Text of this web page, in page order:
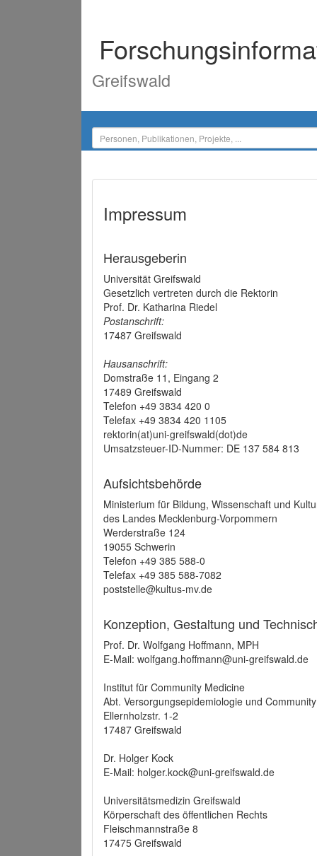
Greifswald
Impressum
Herausgeberin
Universität Greifswald
Gesetzlich vertreten durch die Rektorin
Prof. Dr. Katharina Riedel
Postanschrift:
17487 Greifswald
Hausanschrift:
Domstraße 11, Eingang 2
17489 Greifswald
Telefon +49 3834 420 0
Telefax +49 3834 420 1105
rektorin(at)uni-greifswald(dot)de
Umsatzsteuer-ID-Nummer: DE 137 584 813
Aufsichtsbehörde
Ministerium für Bildung, Wissenschaft und
des Landes Mecklenburg-Vorpommern
Werderstraße 124
19055 Schwerin
Telefon +49 385 588-0
Telefax +49 385 588-7082
poststelle@kultus-mv.de
Konzeption, Gestaltung und
Prof. Dr. Wolfgang Hoffmann, MPH
E-Mail: wolfgang.hoffmann@uni-greifswald.de
Institut für Community Medicine
Abt. Versorgungsepidemiologie und
Ellernholzstr. 1-2
17487 Greifswald
Dr. Holger Kock
E-Mail: holger.kock@uni-greifswald.de
Universitätsmedizin Greifswald
Körperschaft des öffentlichen Rechts
Fleischmannstraße 8
17475 Greifswald